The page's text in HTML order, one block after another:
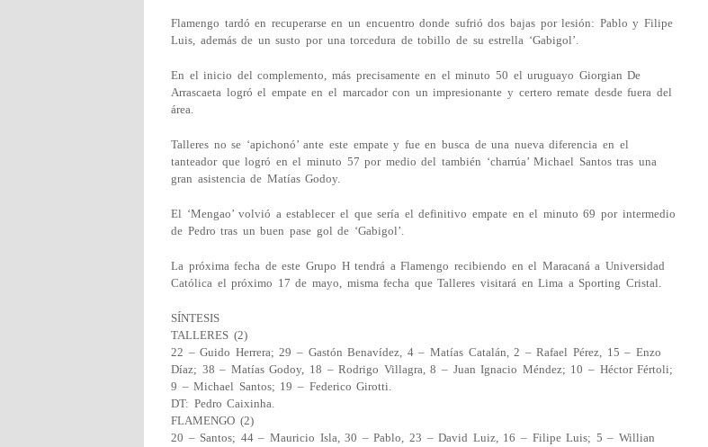
Flamengo tardó en recuperarse en un encuentro donde sufrió dos bajas por lesión: Pablo y Filipe
Luis, además de un susto por una torcedura de tobillo de su estrella ‘Gabigol’.
En el inicio del complemento, más precisamente en el minuto 50 el uruguayo Giorgian De
Arrascaeta logró el empate en el marcador con un impresionante y certero remate desde fuera del
área.
Talleres no se ‘apichonó’ ante este empate y fue en busca de una nueva diferencia en el
tanteador que logró en el minuto 57 por medio del también ‘charrúa’ Michael Santos tras una
gran asistencia de Matías Godoy.
El ‘Mengao’ volvió a establecer el que sería el definitivo empate en el minuto 69 por intermedio
de Pedro tras un buen pase gol de ‘Gabigol’.
La próxima fecha de este Grupo H tendrá a Flamengo recibiendo en el Maracaná a Universidad
Católica el próximo 17 de mayo, misma fecha que Talleres visitará en Lima a Sporting Cristal.
SÍNTESIS
TALLERES (2)
22 – Guido Herrera; 29 – Gastón Benavídez, 4 – Matías Catalán, 2 – Rafael Pérez, 15 – Enzo
Díaz; 38 – Matías Godoy, 18 – Rodrigo Villagra, 8 – Juan Ignacio Méndez; 10 – Héctor Fértoli;
9 – Michael Santos; 19 – Federico Girotti.
DT: Pedro Caixinha.
FLAMENGO (2)
20 – Santos; 44 – Mauricio Isla, 30 – Pablo, 23 – David Luiz, 16 – Filipe Luis; 5 – Willian